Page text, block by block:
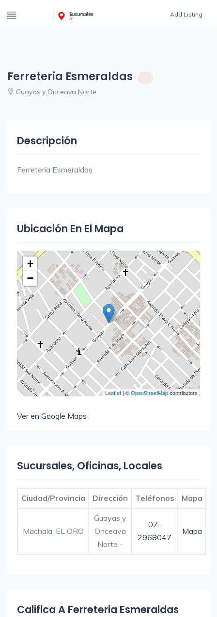
Add Listing
Ferreteria Esmeraldas
Guayas y Onceava Norte
Descripción
Ferreteria Esmeraldas
Ubicación En El Mapa
+
−
Leaflet | ©OpenStreetMapcontributors
Ver en Google Maps
Sucursales, Oficinas, Locales
Ciudad/Provincia Dirección Teléfonos Mapa
Machala, EL ORO
Guayas y
Onceava
Norte -
07-
2968047
Mapa
Califica A Ferreteria Esmeraldas